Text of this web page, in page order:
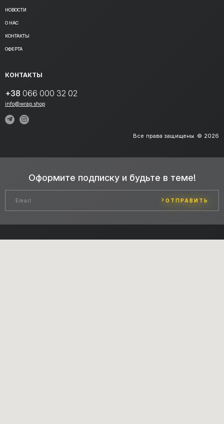
НОВОСТИ
О НАС
КОНТАКТЫ
ОФЕРТА
КОНТАКТЫ
+38 066 000 32 02
info@wrap.shop
Все права защищены. © 2026
Оформите подписку и будьте в теме!
ОТПРАВИТЬ